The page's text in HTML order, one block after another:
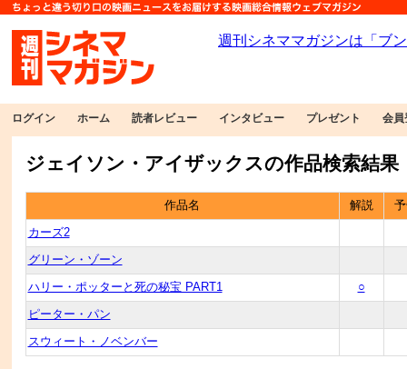
ログイン ホーム 読者レビュー インタビュー プレゼント 会員
ジェイソン・アイザックスの作品検索結果
作品名 解説
カーズ2
グリーン・ゾーン
ハリー・ポッターと死の秘宝 PART1 ○
ピーター・パン
スウィート・ノベンバー